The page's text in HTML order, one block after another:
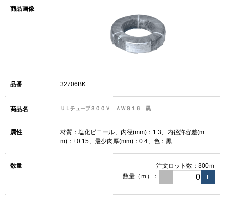
32706BK
ＵＬチューブ３００Ｖ ＡＷＧ１６ 黒
材質：塩化ビニール、内径(mm)：1.3、内径許容差(m
m)：±0.15、最少肉厚(mm)：0.4、色：黒
注文ロット数： 300ｍ
数量（ｍ）：